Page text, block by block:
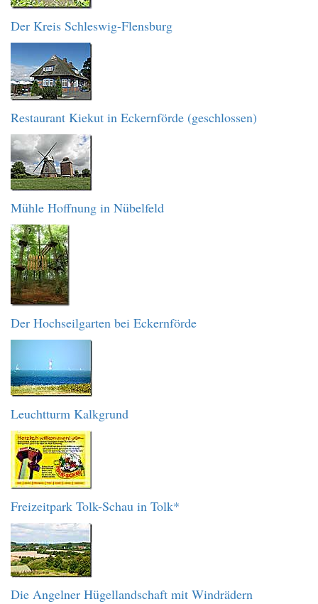
Der Kreis Schleswig-Flensburg
Restaurant Kiekut in Eckernförde (geschlossen)
Mühle Hoffnung in Nübelfeld
Der Hochseilgarten bei Eckernförde
Leuchtturm Kalkgrund
Freizeitpark Tolk-Schau in Tolk*
Die Angelner Hügellandschaft mit Windrädern